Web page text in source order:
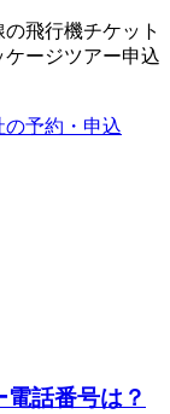
飛行機チケット
ージツアー申込
の予約・申込
電話番号は？